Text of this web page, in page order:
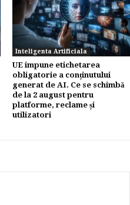
Inteligenta Artificiala
UE impune etichetarea
obligatorie a conținutului
generat de AI. Ce se schimbă
de la 2 august pentru
platforme, reclame și
utilizatori